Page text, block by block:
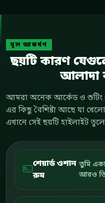
মূল আকর্ষণ
ছয়টি কারণ
আলাদা
আমরা অনেক আর্কেড ও শুটিং
এর কিছু বৈশিষ্ট্য আছে যা
এখানে সেই ছয়টি হাইলাইট
শেয়ার্ড ওশান
রুম
তুমি
আরও